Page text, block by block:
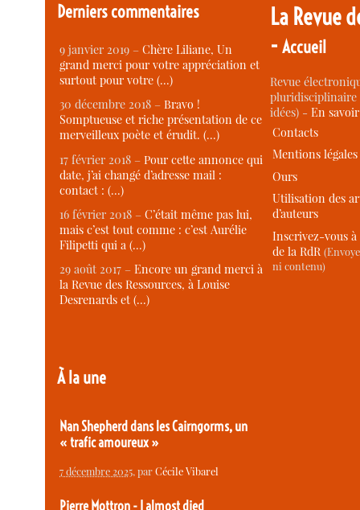
Derniers commentaires
9 janvier 2019 –Chère Liliane, Un
grand merci pour votre appréciation et
surtout pour votre (…)
30 décembre 2018 –Bravo !
Somptueuse et riche présentation de ce
merveilleux poète et érudit. (…)
17 février 2018 –Pour cette annonce qui
date, j’ai changé d’adresse mail :
contact : (…)
16 février 2018 –C’était même pas lui,
mais c’est tout comme : c’est Aurélie
Filipetti qui a (…)
29 août 2017 –Encore un grand merci à
la Revue des Ressources, à Louise
Desrenards et (…)
À la une
Nan Shepherd dans les Cairngorms, un
« trafic amoureux »
7 décembre 2025, parCécile Vibarel
Pierre Mottron - I almost died
La Revue
-Accueil
Revue
idées) -En
Contacts
Mentions légales
Ours
Utilisation des
d’auteurs
Inscrivez-vous
de la RdR
ni contenu)